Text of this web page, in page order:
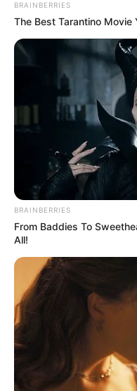
BRAINBERRIES
The Best Tarantino Movie
BRAINBERRIES
From Baddies To
All!